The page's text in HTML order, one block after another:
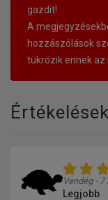
gazdit!
A
hozzászólások
tükrözik ennek az
Vendég -
Legjobb